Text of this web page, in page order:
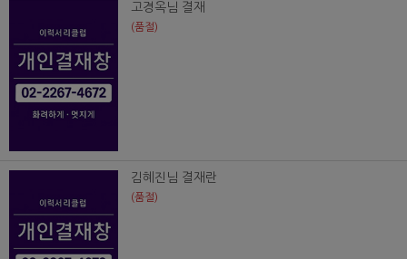
고경옥님 결재
(품절)
김혜진님 결재란
(품절)